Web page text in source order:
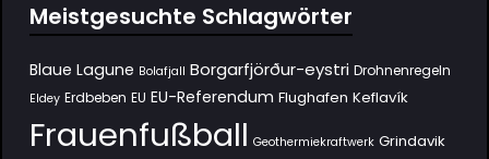
Meistgesuchte Schlagwörter
Blaue Lagune Bolafjall Borgarfjörður-eystri Drohnenregeln
Eldey Erdbeben EU EU-Referendum Flughafen Keflavík
Frauenfußball Geothermiekraftwerk Grindavik